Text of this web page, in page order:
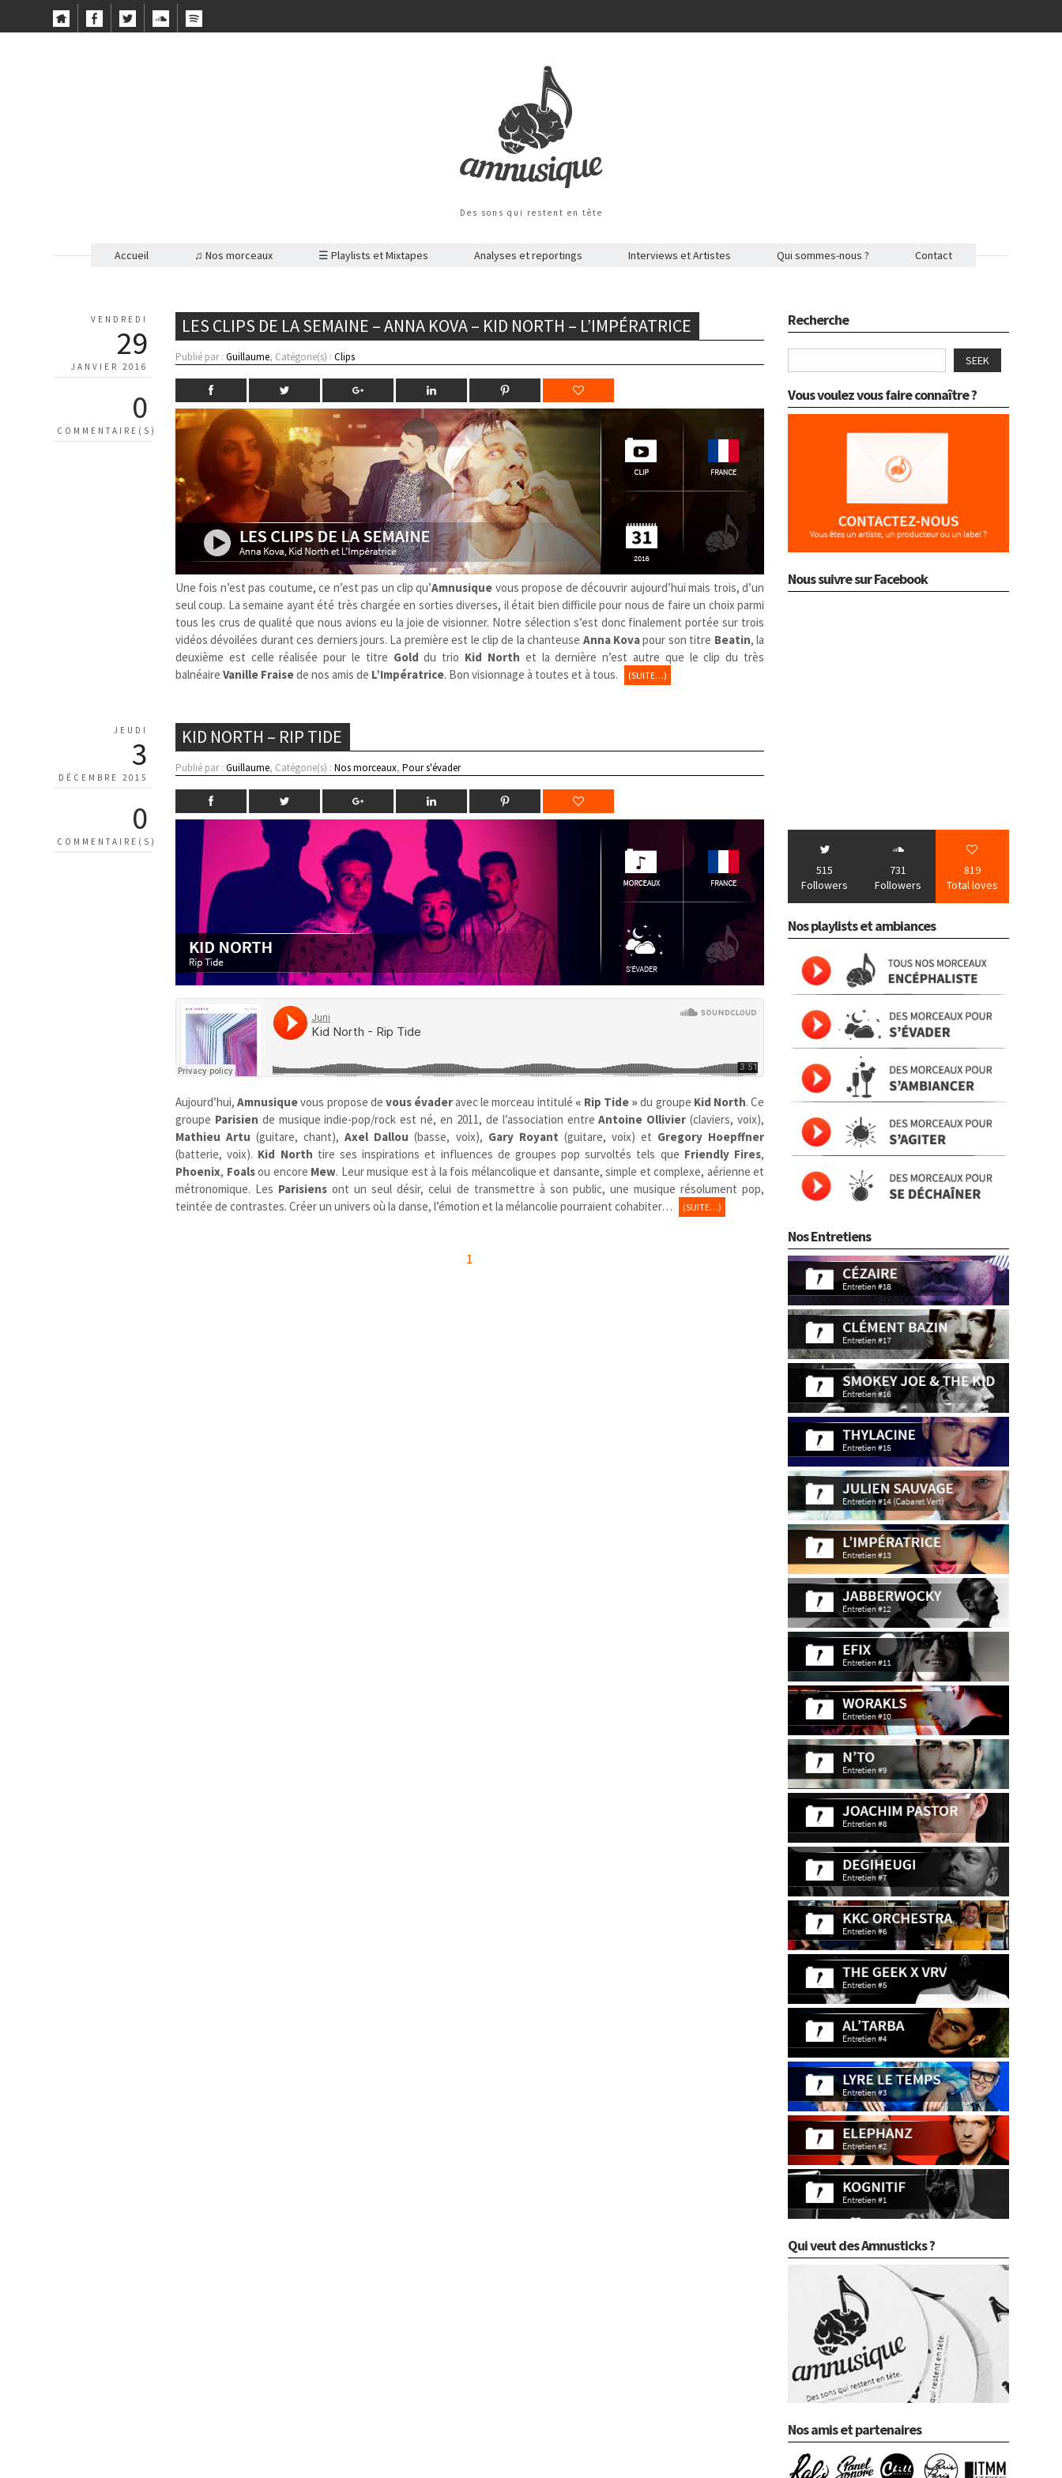
Des sons qui restent en tête
Accueil ♫ Nos morceaux ☰ Playlists et Mixtapes Analyses et reportings Interviews et Artistes Qui sommes-nous ? Contact
VENDREDI
29
JANVIER 2016
0
COMMENTAIRE(S)
LES CLIPS DE LA SEMAINE – ANNA KOVA – KID NORTH – L’IMPÉRATRICE
Publié par :Guillaume, Catégorie(s) :Clips
Une fois n’est pas coutume, ce n’est pas un clip qu’Amnusique vous propose de découvrir aujourd’hui mais trois, d’un
seul coup. La semaine ayant été très chargée en sorties diverses, il était bien difficile pour nous de faire un choix parmi
tous les crus de qualité que nous avions eu la joie de visionner. Notre sélection s’est donc finalement portée sur trois
vidéos dévoilées durant ces derniers jours. La première est le clip de la chanteuse Anna Kovapour son titre Beatin, la
deuxième est celle réalisée pour le titre Gold du trio Kid North et la dernière n’est autre que le clip du très
balnéaireVanille Fraisede nos amis de L’Impératrice. Bon visionnage à toutes et à tous. (SUITE…)
JEUDI
3
DÉCEMBRE 2015
0
COMMENTAIRE(S)
KID NORTH – RIP TIDE
Publié par :Guillaume, Catégorie(s) :Nos morceaux,Pour s'évader
Aujourd’hui,Amnusiquevous propose de vous évaderavec le morceau intitulé « Rip Tide » du groupe Kid North. Ce
groupe Parisien de musique indie-pop/rock est né, en 2011, de l’association entreAntoine Ollivier(claviers, voix),
Mathieu Artu(guitare, chant),Axel Dallou(basse, voix), Gary Royant (guitare, voix) et Gregory Hoepffner
(batterie, voix). Kid North tire ses inspirations et influences de groupes pop survoltés tels que Friendly Fires,
Phoenix, Foalsou encore Mew. Leur musique est à la fois mélancolique et dansante, simple et complexe, aérienne et
métronomique. Les Parisiens ont un seul désir, celui de transmettre à son public, une musique résolument pop,
teintée de contrastes. Créer un univers où la danse, l’émotion et la mélancolie pourraient cohabiter…
(SUITE…)
1
Recherche
SEEK
Vous voulez vous faire connaître ?
Nous suivre sur Facebook
515
Followers
731
Followers
819
Total loves
Nos playlists et ambiances
Nos Entretiens
Qui veut des Amnusticks ?
Nos amis et partenaires